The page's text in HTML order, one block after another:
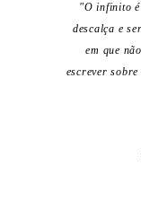
"O infinito é
descalça e
em que
escrever